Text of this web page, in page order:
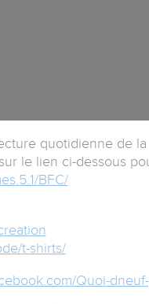
quotidienne de la
le lien ci-dessous
BFC/
t-shirts/
Quoi-